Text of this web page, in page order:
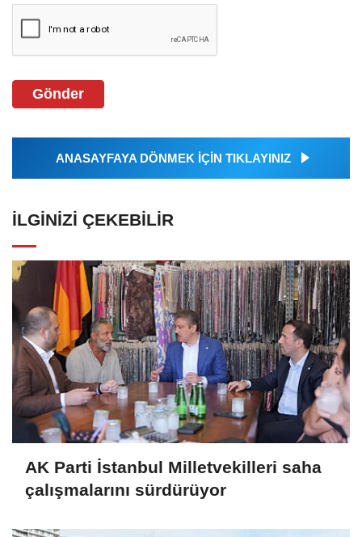
Gönder
ANASAYFAYA DÖNMEK İÇİN TIKLAYINIZ
İLGINIZI ÇEKEBILIR
AK Parti İstanbul Milletvekilleri saha
çalışmalarını sürdürüyor